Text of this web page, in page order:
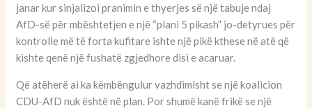
janar kur sinjalizoi pranimin e thyerjes së një tabuje ndaj
AfD-së për mbështetjen e një “plani 5 pikash” jo-detyrues për
kontrolle më të forta kufitare ishte një pikë kthese në atë që
kishte qenë një fushatë zgjedhore disi e acaruar.
Që atëherë ai ka këmbëngulur vazhdimisht se një koalicion
CDU-AfD nuk është në plan. Por shumë kanë frikë se një